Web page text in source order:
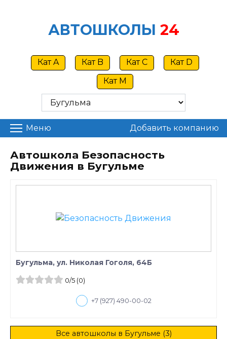
АВТОШКОЛЫ 24
Кат A Кат B Кат C
Кат D
Кат M
Меню Добавить компанию
Автошкола Безопасность
Движения в Бугульме
Бугульма, ул. Николая Гоголя, 64Б
0/5(0)
+7 (927) 490-00-02
Все автошколы в Бугульме (3)